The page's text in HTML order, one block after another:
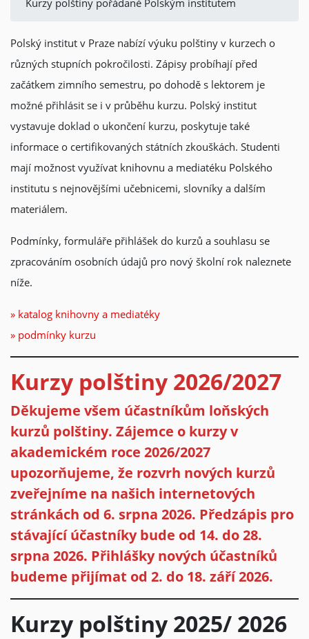
Kurzy polštiny pořádané Polským institutem
Polský institut v Praze nabízí výuku polštiny v kurzech o
různých stupních pokročilosti. Zápisy probíhají před
začátkem zimního semestru, po dohodě s lektorem je
možné přihlásit se i v průběhu kurzu. Polský institut
vystavuje doklad o ukončení kurzu, poskytuje také
informace o certifikovaných státních zkouškách. Studenti
mají možnost využívat knihovnu a mediatéku Polského
institutu s nejnovějšími učebnicemi, slovníky a dalším
materiálem.
Podmínky, formuláře přihlášek do kurzů a souhlasu se
zpracováním osobních údajů pro nový školní rok naleznete
níže.
» katalog knihovny a mediatéky
» podmínky kurzu
Kurzy polštiny 2026/2027
Děkujeme všem účastníkům loňských
kurzů polštiny. Zájemce o kurzy v
akademickém roce 2026/2027
upozorňujeme, že rozvrh nových kurzů
zveřejníme na našich internetových
stránkách od 6. srpna 2026. Předzápis pro
stávající účastníky bude od 14. do 28.
srpna 2026. Přihlášky nových účastníků
budeme přijímat od 2. do 18. září 2026.
Kurzy polštiny 2025/ 2026